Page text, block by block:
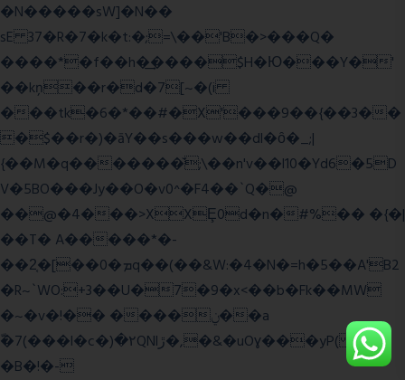
�N�����sW]�N��
sE 37�R�7�k�t:�;=\��'B�>���Q�
����*�f��h�͢����$H�Ю���Y�'
��kņ��r�d�7[~�(i
���tk�6�*��#�X'���9��{��3��
�$��r�)�āY��s���w��dl�ȏ�_;|
{��M�q�������̆;\��n'v��l10�Yd6�5D
V�5BO���Jy��O�v0^�F4��`Q�@
��@�4���>XXȨ0d�n�#%�� �{�|
��T� A�����*�-
��2͔�[��0�ܡq��(��&W:�4�N�=h�5��A'B2
�R~`WO:+3��U�7�9�x<��b�Fk��MW
�~�v�!�� ����ݧ��a
ّ�7(���l�c�)�۲QNlڙ�,�&�uOɣ���yP( z�D|
�B�!�-